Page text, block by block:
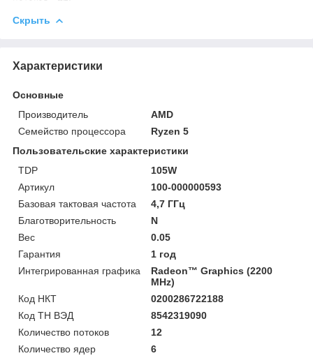
Скрыть
Характеристики
Основные
Производитель
AMD
Семейство процессора
Ryzen 5
Пользовательские характеристики
TDP
105W
Артикул
100-000000593
Базовая тактовая частота
4,7 ГГц
Благотворительность
N
Вес
0.05
Гарантия
1 год
Интегрированная графика
Radeon™ Graphics (2200
MHz)
Код НКТ
0200286722188
Код ТН ВЭД
8542319090
Количество потоков
12
Количество ядер
6